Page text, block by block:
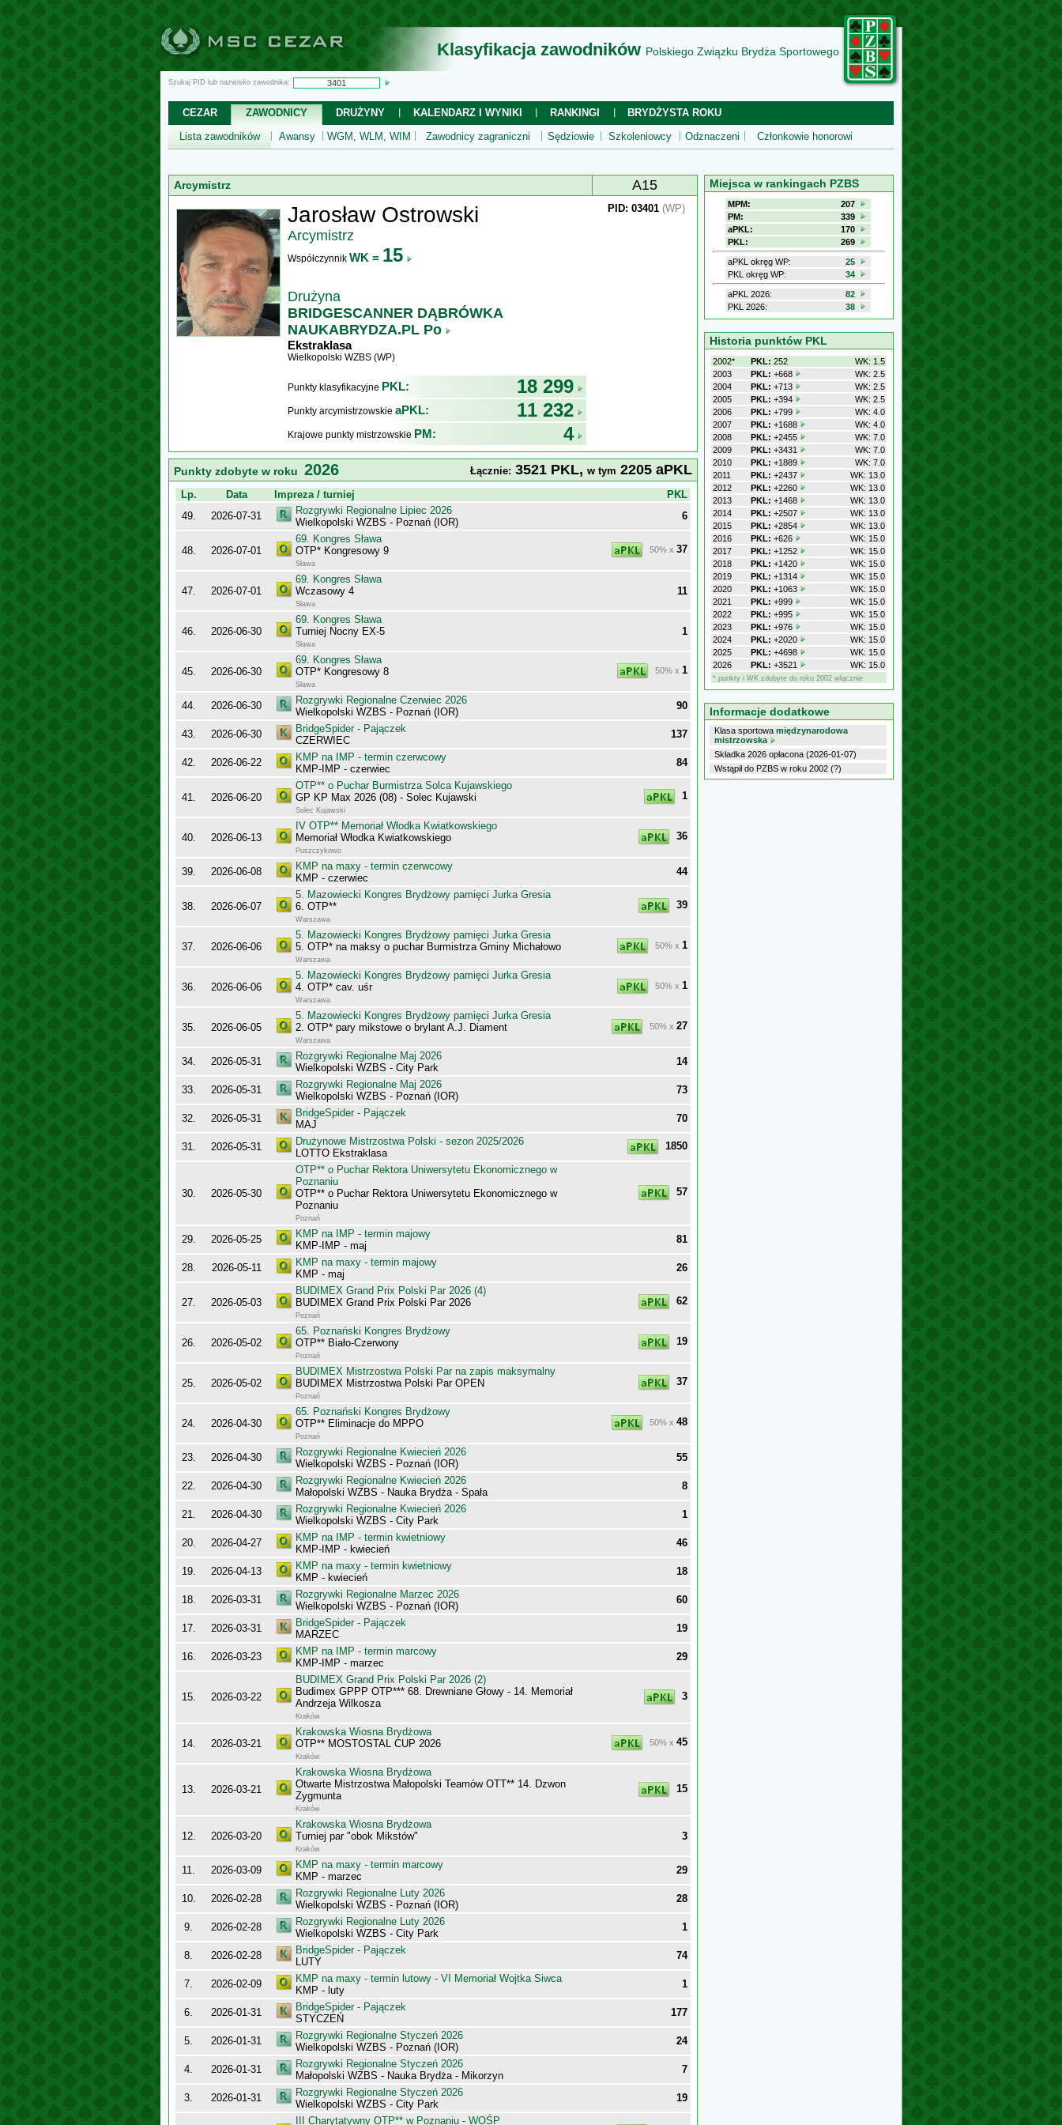
Klasyfikacja zawodników Polskiego Związku Brydża Sportowego
Szukaj PID lub nazwisko zawodnika:
CEZAR ZAWODNICY DRUŻYNY KALENDARZ I WYNIKI RANKINGI
BRYDŻYSTA ROKU
Lista zawodników
Awansy WGM, WLM, WIM Zawodnicy zagraniczni Sędziowie Szkoleniowcy Odznaczeni Członkowie honorowi
Arcymistrz A15
Jarosław Ostrowski
Arcymistrz
Współczynnik WK = 15
Drużyna
BRIDGESCANNER DĄBRÓWKA
NAUKABRYDZA.PL Po
Ekstraklasa
Wielkopolski WZBS (WP)
Punkty klasyfikacyjne PKL: 18 299
Punkty arcymistrzowskie aPKL: 11 232
Krajowe punkty mistrzowskie PM: 4
PID: 03401 (WP)
Punkty zdobyte w roku 2026 Łącznie: 3521 PKL, w tym 2205 aPKL
Lp. Data Impreza / turniej
PKL
49.
2026-07-31
Rozgrywki Regionalne Lipiec 2026
Wielkopolski WZBS - Poznań (IOR)
6
48. 2026-07-01
69. Kongres Sława
OTP* Kongresowy 9
Sława
50% x 37
47. 2026-07-01
69. Kongres Sława
Wczasowy 4
Sława
11
46. 2026-06-30
69. Kongres Sława
Turniej Nocny EX-5
Sława
1
45. 2026-06-30
69. Kongres Sława
OTP* Kongresowy 8
Sława
50% x 1
44. 2026-06-30
Rozgrywki Regionalne Czerwiec 2026
Wielkopolski WZBS - Poznań (IOR)
90
43. 2026-06-30
BridgeSpider - Pajączek
CZERWIEC
137
42. 2026-06-22
KMP na IMP - termin czerwcowy
KMP-IMP - czerwiec
84
41. 2026-06-20
OTP** o Puchar Burmistrza Solca Kujawskiego
GP KP Max 2026 (08) - Solec Kujawski
Solec Kujawski
1
40. 2026-06-13
IV OTP** Memoriał Włodka Kwiatkowskiego
Memoriał Włodka Kwiatkowskiego
Puszczykowo
36
39. 2026-06-08
KMP na maxy - termin czerwcowy
KMP - czerwiec
44
38. 2026-06-07
5. Mazowiecki Kongres Brydżowy pamięci Jurka Gresia
6. OTP**
Warszawa
39
37. 2026-06-06
5. Mazowiecki Kongres Brydżowy pamięci Jurka Gresia
5. OTP* na maksy o puchar Burmistrza Gminy Michałowo
Warszawa
50% x 1
36. 2026-06-06
5. Mazowiecki Kongres Brydżowy pamięci Jurka Gresia
4. OTP* cav. uśr
Warszawa
50% x 1
35. 2026-06-05
5. Mazowiecki Kongres Brydżowy pamięci Jurka Gresia
2. OTP* pary mikstowe o brylant A.J. Diament
Warszawa
50% x 27
34. 2026-05-31
Rozgrywki Regionalne Maj 2026
Wielkopolski WZBS - City Park
14
33. 2026-05-31
Rozgrywki Regionalne Maj 2026
Wielkopolski WZBS - Poznań (IOR)
73
32. 2026-05-31
BridgeSpider - Pajączek
MAJ
70
31. 2026-05-31
Drużynowe Mistrzostwa Polski - sezon 2025/2026
LOTTO Ekstraklasa
1850
30. 2026-05-30
OTP** o Puchar Rektora Uniwersytetu Ekonomicznego w
Poznaniu
OTP** o Puchar Rektora Uniwersytetu Ekonomicznego w
Poznaniu
Poznań
57
29. 2026-05-25
KMP na IMP - termin majowy
KMP-IMP - maj
81
28. 2026-05-11
KMP na maxy - termin majowy
KMP - maj
26
27. 2026-05-03
BUDIMEX Grand Prix Polski Par 2026 (4)
BUDIMEX Grand Prix Polski Par 2026
Poznań
62
26. 2026-05-02
65. Poznański Kongres Brydżowy
OTP** Biało-Czerwony
Poznań
19
25. 2026-05-02
BUDIMEX Mistrzostwa Polski Par na zapis maksymalny
BUDIMEX Mistrzostwa Polski Par OPEN
Poznań
37
24. 2026-04-30
65. Poznański Kongres Brydżowy
OTP** Eliminacje do MPPO
Poznań
50% x 48
23. 2026-04-30
Rozgrywki Regionalne Kwiecień 2026
Wielkopolski WZBS - Poznań (IOR)
55
22. 2026-04-30
Rozgrywki Regionalne Kwiecień 2026
Małopolski WZBS - Nauka Brydża - Spała
8
21. 2026-04-30
Rozgrywki Regionalne Kwiecień 2026
Wielkopolski WZBS - City Park
1
20. 2026-04-27
KMP na IMP - termin kwietniowy
KMP-IMP - kwiecień
46
19. 2026-04-13
KMP na maxy - termin kwietniowy
KMP - kwiecień
18
18. 2026-03-31
Rozgrywki Regionalne Marzec 2026
Wielkopolski WZBS - Poznań (IOR)
60
17. 2026-03-31
BridgeSpider - Pajączek
MARZEC
19
16. 2026-03-23
KMP na IMP - termin marcowy
KMP-IMP - marzec
29
15. 2026-03-22
BUDIMEX Grand Prix Polski Par 2026 (2)
Budimex GPPP OTP*** 68. Drewniane Głowy - 14. Memoriał
Andrzeja Wilkosza
Kraków
3
14. 2026-03-21
Krakowska Wiosna Brydżowa
OTP** MOSTOSTAL CUP 2026
Kraków
50% x 45
13. 2026-03-21
Krakowska Wiosna Brydżowa
Otwarte Mistrzostwa Małopolski Teamów OTT** 14. Dzwon
Zygmunta
Kraków
15
12. 2026-03-20
Krakowska Wiosna Brydżowa
Turniej par "obok Mikstów"
Kraków
3
11. 2026-03-09
KMP na maxy - termin marcowy
KMP - marzec
29
10. 2026-02-28
Rozgrywki Regionalne Luty 2026
Wielkopolski WZBS - Poznań (IOR)
28
9. 2026-02-28
Rozgrywki Regionalne Luty 2026
Wielkopolski WZBS - City Park
1
8. 2026-02-28
BridgeSpider - Pajączek
LUTY
74
7. 2026-02-09
KMP na maxy - termin lutowy - VI Memoriał Wojtka Siwca
KMP - luty
1
6. 2026-01-31
BridgeSpider - Pajączek
STYCZEŃ
177
5. 2026-01-31
Rozgrywki Regionalne Styczeń 2026
Wielkopolski WZBS - Poznań (IOR)
24
4. 2026-01-31
Rozgrywki Regionalne Styczeń 2026
Małopolski WZBS - Nauka Brydża - Mikorzyn
7
3. 2026-01-31
Rozgrywki Regionalne Styczeń 2026
Wielkopolski WZBS - City Park
19
III Charytatywny OTP** w Poznaniu - WOŚP
Miejsca w rankingach PZBS
MPM:
207
PM:
339
aPKL:
170
PKL:
269
aPKL okręg WP:
25
PKL okręg WP:
34
aPKL 2026:
82
PKL 2026:
38
Historia punktów PKL
2002* PKL: 252
WK: 1.5
2003
PKL: +668
WK: 2.5
2004
PKL: +713
WK: 2.5
2005
PKL: +394
WK: 2.5
2006
PKL: +799
WK: 4.0
2007
PKL: +1688
WK: 4.0
2008
PKL: +2455
WK: 7.0
2009
PKL: +3431
WK: 7.0
2010
PKL: +1889
WK: 7.0
2011
PKL: +2437
WK: 13.0
2012
PKL: +2260
WK: 13.0
2013
PKL: +1468
WK: 13.0
2014
PKL: +2507
WK: 13.0
2015
PKL: +2854
WK: 13.0
2016
PKL: +626
WK: 15.0
2017
PKL: +1252
WK: 15.0
2018
PKL: +1420
WK: 15.0
2019
PKL: +1314
WK: 15.0
2020
PKL: +1063
WK: 15.0
2021
PKL: +999
WK: 15.0
2022
PKL: +995
WK: 15.0
2023
PKL: +976
WK: 15.0
2024
PKL: +2020
WK: 15.0
2025
PKL: +4698
WK: 15.0
2026
PKL: +3521 WK: 15.0
* punkty i WK zdobyte do roku 2002 włącznie
Informacje dodatkowe
Klasa sportowa międzynarodowa
mistrzowska
Składka 2026 opłacona (2026-01-07)
Wstąpił do PZBS w roku 2002 (?)